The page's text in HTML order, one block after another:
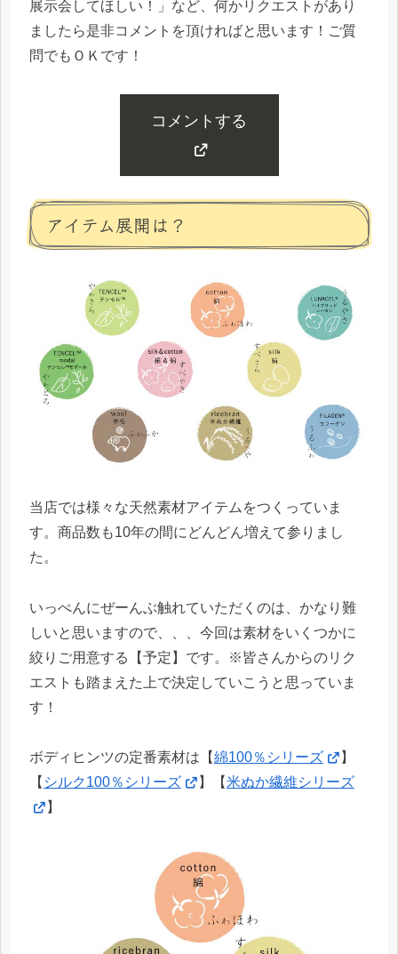
展示会してほしい！」など、何かリクエストがあり
ましたら是非コメントを頂ければと思います！ご質
問でもＯＫです！
コメントする
アイテム展開は？
当店では様々な天然素材アイテムをつくっていま
す。商品数も10年の間にどんどん増えて参りまし
た。
いっぺんにぜーんぶ触れていただくのは、かなり難
しいと思いますので、、、今回は素材をいくつかに
絞りご用意する【予定】です。※皆さんからのリク
エストも踏まえた上で決定していこうと思っていま
す！
ボディヒンツの定番素材は【綿100％シリーズ
】
【 シルク100％シリーズ 】【米ぬか繊維シリーズ
】